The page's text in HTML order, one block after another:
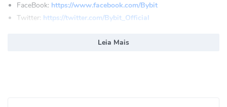
FaceBook: https://www.facebook.com/Bybit
Twitter: https://twitter.com/Bybit_Official
https://www.youtube.com/c/Bybit
Leia Mais